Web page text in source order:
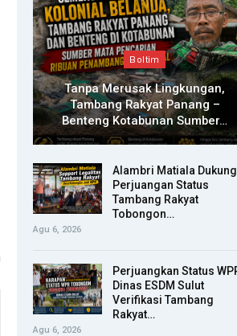
Boltim
Tanpa Merusak Lingkungan,
Tambang Rakyat Panang –
Benteng Kotabunan Sumber…
Alambri Matiala Dukung
Perjuangan Status
Tambang Rakyat
Tobongon…
Agu 6, 2026
Perjuangkan Status
Dinas ESDM Sulut
Verifikasi Tambang
Rakyat…
Agu 6, 2026